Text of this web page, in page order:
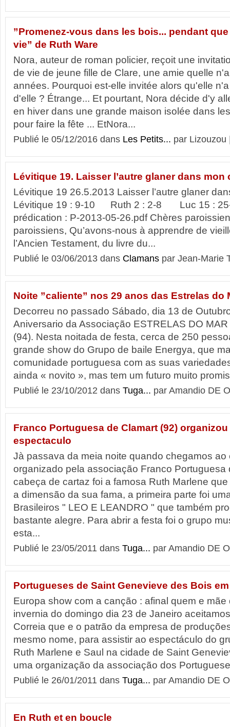
”Promenez-vous dans les bois... pendant
vie” de Ruth Ware
Nora, auteur de roman policier, reçoit une
de vie de jeune fille de Clare, une amie quelle
années. Pourquoi est-elle invitée alors qu'elle
d'elle ? Étrange... Et pourtant, Nora décide d'y
en hiver dans une grande maison isolée dans
pour faire la fête ... EtNora...
Publié le 05/12/2016 dans Les Petits... par
Lévitique 19. Laisser l’autre glaner dans mon
Lévitique 19 26.5.2013 Laisser l’autre glaner
Lévitique 19 : 9-10 Ruth 2 : 2-8 Luc 15 : 25-
prédication : P-2013-05-26.pdf Chères
paroissiens, Qu’avons-nous à apprendre de
l’Ancien Testament, du livre du...
Publié le 03/06/2013 dans Clamans par Jean-Marie
Noite ”caliente” nos 29 anos das Estrelas do
Decorreu no passado Sábado, dia 13 de
Aniversario da Associação ESTRELAS DO
(94). Nesta noitada de festa, cerca de 250
grande show do Grupo de baile Energya, que
comunidade portuguesa com as suas
ainda « novito », mas tem um futuro muito
Publié le 23/10/2012 dans Tuga... par Amandio DE
Franco Portuguesa de Clamart (92)
espectaculo
Jà passava da meia noite quando chegamos ao
organizado pela associação Franco Portuguesa
cabeça de cartaz foi a famosa Ruth Marlene
a dimensão da sua fama, a primeira parte foi
Brasileiros " LEO E LEANDRO " que também
bastante alegre. Para abrir a festa foi o grupo
esta...
Publié le 23/05/2011 dans Tuga... par Amandio DE
Portugueses de Saint Genevieve des Bois
Europa show com a canção : afinal quem e
invernia do domingo dia 23 de Janeiro
Correia que e o patrão da empresa de
mesmo nome, para assistir ao espectáculo do
Ruth Marlene e Saul na cidade de Saint
uma organização da associação dos
Publié le 26/01/2011 dans Tuga... par Amandio DE
En Ruth et en boucle